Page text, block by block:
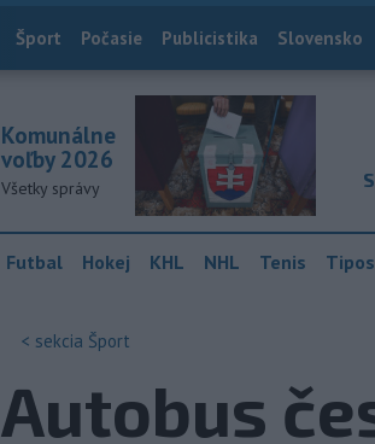
Index
Šport Počasie Publicistika Slovensko
Komunálne
voľby 2026
Všetky správy
Futbal Hokej KHL NHL Tenis
< sekcia Šport
Autobus